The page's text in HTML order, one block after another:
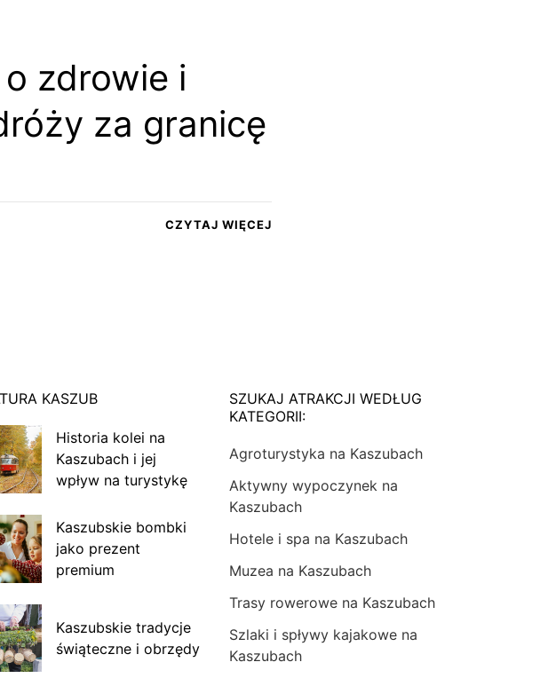
zdrowie i
za granicę
CZYTAJ WIĘCEJ
KASZUB
Historia kolei na
Kaszubach i jej
wpływ na turystykę
Kaszubskie bombki
jako prezent
premium
Kaszubskie tradycje
świąteczne i obrzędy
SZUKAJ ATRAKCJI WEDŁUG
KATEGORII:
Agroturystyka na Kaszubach
Aktywny wypoczynek na
Kaszubach
Hotele i spa na Kaszubach
Muzea na Kaszubach
Trasy rowerowe na Kaszubach
Szlaki i spływy kajakowe na
Kaszubach